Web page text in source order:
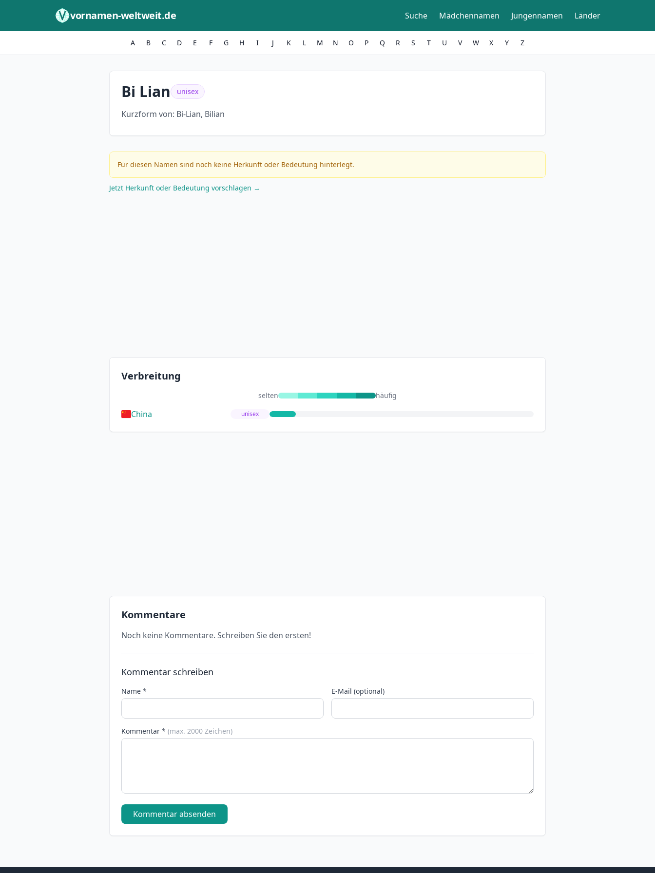
vornamen-weltweit.de Suche Mädchennamen Jungennamen Länder
A B C D E F G H I J K L M N O P Q R S T U V W X Y Z
Bi Lian unisex
Kurzform von: Bi-Lian, Bilian
Für diesen Namen sind noch keine Herkunft oder Bedeutung hinterlegt.
Jetzt Herkunft oder Bedeutung vorschlagen →
Verbreitung
selten häufig
China unisex
Kommentare
Noch keine Kommentare. Schreiben Sie den ersten!
Kommentar schreiben
Name * E-Mail (optional)
Kommentar * (max. 2000 Zeichen)
Kommentar absenden